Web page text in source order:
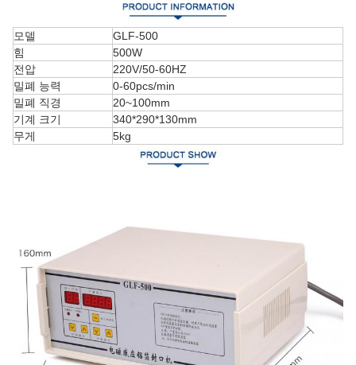
모델
GLF-500
힘
500W
전압
220V/50-60HZ
밀폐 능력
0-60pcs/min
밀폐 직경
20~100mm
기계 크기
340*290*130mm
무게
5kg